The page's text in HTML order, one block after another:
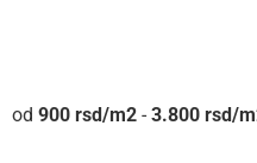
900 rsd - 3.800 rsd